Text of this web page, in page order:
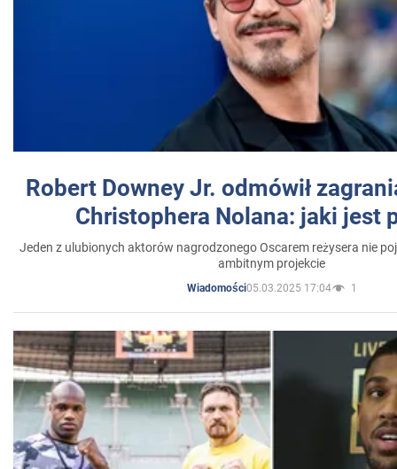
Robert Downey Jr. odmówił
Christophera Nolana: jaki jest
Jeden z ulubionych aktorów nagrodzonego Oscarem reżysera nie
ambitnym projekcie
Wiadomości05.03.2025 17:04 1